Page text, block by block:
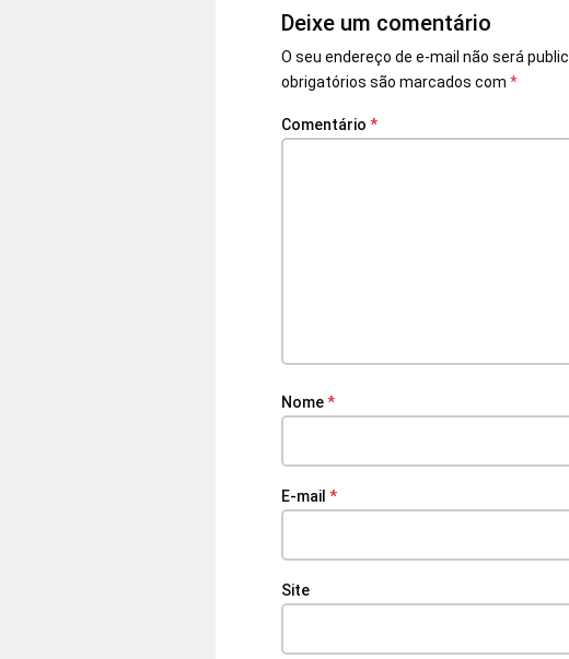
Deixe um comentário
O seu endereço de e-mail não será
obrigatórios são marcados com *
Comentário *
Nome*
E-mail *
Site